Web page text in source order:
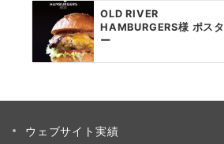
OLD RIVER
HAMBURGERS様 ポスタ
ー
ウェブサイト実績